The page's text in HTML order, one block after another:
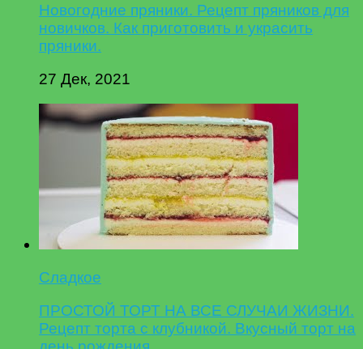
Новогодние пряники. Рецепт пряников для
новичков. Как приготовить и украсить
пряники.
27 Дек, 2021
Сладкое
ПРОСТОЙ ТОРТ НА ВСЕ СЛУЧАИ ЖИЗНИ.
Рецепт торта с клубникой. Вкусный торт на